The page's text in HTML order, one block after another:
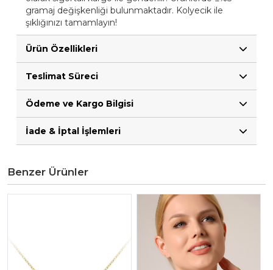
gramaj değişkenliği bulunmaktadır. Kolyecik ile
şıklığınızı tamamlayın!
Ürün Özellikleri
Teslimat Süreci
Ödeme ve Kargo Bilgisi
İade & İptal İşlemleri
Benzer Ürünler